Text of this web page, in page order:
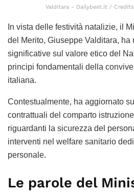
Valditara - Dailybest.it /
In vista delle festività natalizie, il
del Merito, Giuseppe Valditara,
significative sul valore etico del
principi fondamentali della
italiana.
Contestualmente, ha aggiornato
contrattuali del comparto
riguardanti la sicurezza del
interventi nel welfare sanitario
personale.
Le parole del